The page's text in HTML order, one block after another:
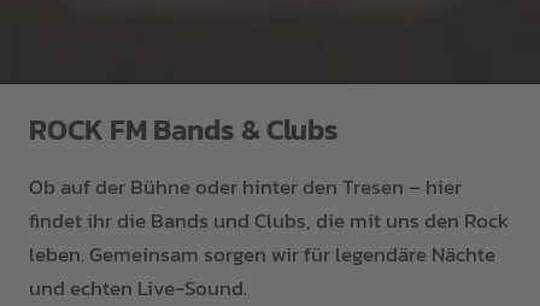
ROCK FM Bands & Clubs
Ob auf der Bühne oder hinter den Tresen – hier
findet ihr die Bands und Clubs, die mit uns den Rock
leben. Gemeinsam sorgen wir für legendäre Nächte
und echten Live-Sound.